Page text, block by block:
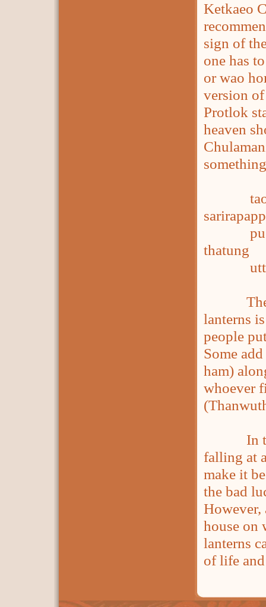
Ketkaeo
sign of
one has
or wao
version
Protlok
heaven
thatung
There
lanterns
people
Some
ham)
whoever
In the
falling at
make it
the bad
However,
house on
lanterns
of life and